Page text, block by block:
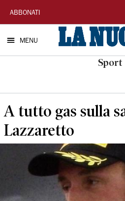
La
Nuova
Sardegna
ABBONATI
MENU
Sport
A tutto gas sulla
Lazzaretto